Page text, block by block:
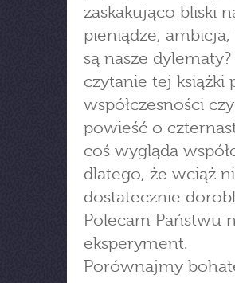
zaskakująco bliski
pieniądze,
są nasze
czytanie tej książki
współczesności
powieść o
coś wygląda
dlatego, że wciąż
dostatecznie
Polecam Państwu
eksperyment.
Porównajmy